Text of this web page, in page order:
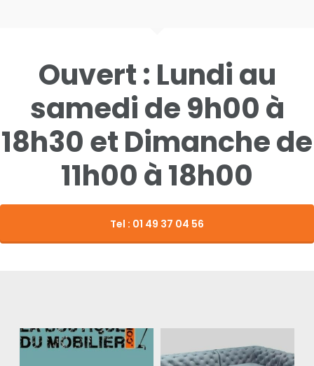
Ouvert : Lundi au
samedi de 9h00 à
18h30 et Dimanche de
11h00 à 18h00
Tel : 01 49 37 04 56